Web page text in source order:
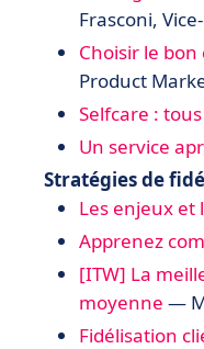
Frasconi,
Choisir le
Product
Selfcare :
Un service
Stratégies de
Les enjeux et
Apprenez
[ITW] La
moyenne —
Fidélisation